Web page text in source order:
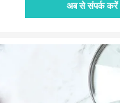
अब से संपर्क करें